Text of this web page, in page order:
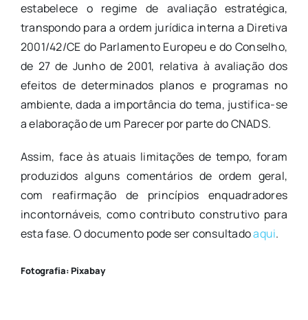
estabelece o regime de avaliação estratégica,
transpondo para a ordem jurídica interna a Diretiva
2001/42/CE do Parlamento Europeu e do Conselho,
de 27 de Junho de 2001, relativa à avaliação dos
efeitos de determinados planos e programas no
ambiente, dada a importância do tema, justifica-se
a elaboração de um Parecer por parte do CNADS.
Assim, face às atuais limitações de tempo, foram
produzidos alguns comentários de ordem geral,
com reafirmação de princípios enquadradores
incontornáveis, como contributo construtivo para
esta fase. O documento pode ser consultadoaqui.
Fotografia: Pixabay